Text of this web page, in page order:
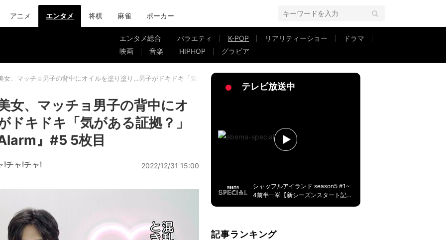
アニメ エンタメ 将棋 麻雀 ポーカー
エンタメ総合 バラエティ K-POP リアリティーショー
ドラマ
映画
音楽 HIPHOP グラビア
女、マッチョ男子の背中にオイルを塗り塗り…男子がドキドキ「気がある証拠？」『恋するアプリ Love Alarm』#5
女、マッチョ男子の背中にオ
キドキ「気がある証拠？」
』#5 5枚目
チャ!チャ! 2022/12/31 15:00
テレビ放送中
シャッフルアイランド season5 #1~
4前半一挙【新シーズンスタート記
記事ランキング